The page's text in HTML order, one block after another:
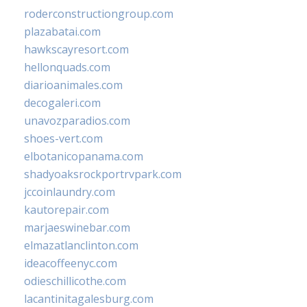
roderconstructiongroup.com
plazabatai.com
hawkscayresort.com
hellonquads.com
diarioanimales.com
decogaleri.com
unavozparadios.com
shoes-vert.com
elbotanicopanama.com
shadyoaksrockportrvpark.com
jccoinlaundry.com
kautorepair.com
marjaeswinebar.com
elmazatlanclinton.com
ideacoffeenyc.com
odieschillicothe.com
lacantinitagalesburg.com